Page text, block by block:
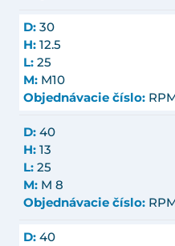
D: 30
H: 12.5
L: 25
M: M10
Objednávacie číslo:
D: 40
H: 13
L: 25
M: M 8
Objednávacie číslo:
D: 40